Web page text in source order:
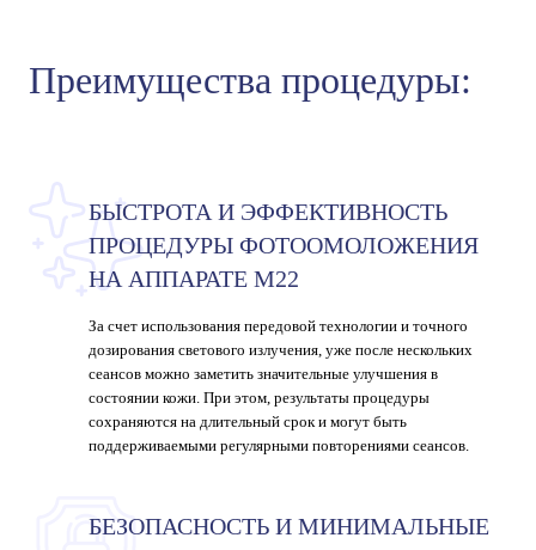
Преимущества процедуры:
БЫСТРОТА И ЭФФЕКТИВНОСТЬ
ПРОЦЕДУРЫ ФОТООМОЛОЖЕНИЯ
НА АППАРАТЕ М22
За счет использования передовой технологии и точного
дозирования светового излучения, уже после нескольких
сеансов можно заметить значительные улучшения в
состоянии кожи. При этом, результаты процедуры
сохраняются на длительный срок и могут быть
поддерживаемыми регулярными повторениями сеансов.
БЕЗОПАСНОСТЬ И МИНИМАЛЬНЫЕ